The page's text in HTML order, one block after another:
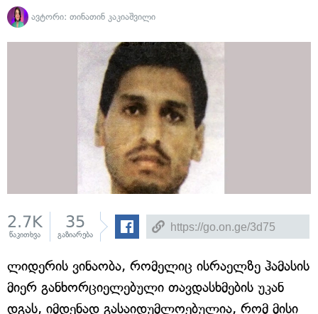
ავტორი: თინათინ კაკიაშვილი
2.7K
წაკითხვა
35
გაზიარება
ლიდერის ვინაობა, რომელიც ისრაელზე ჰამასის
მიერ განხორციელებული თავდასხმების უკან
დგას, იმდენად გასაიდუმლოებულია, რომ მისი